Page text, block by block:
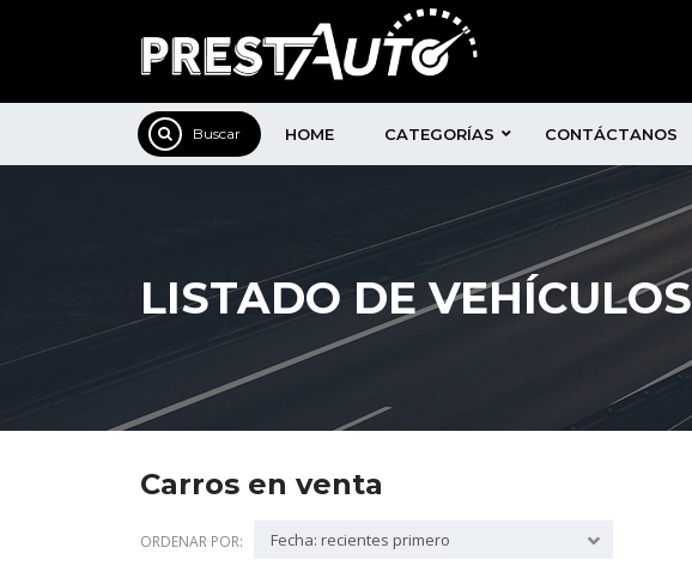
HOME CATEGORÍAS CONTÁCTANOS
LISTADO DE VEHÍCULOS
Carros en venta
ORDENAR POR: Fecha: recientes primero